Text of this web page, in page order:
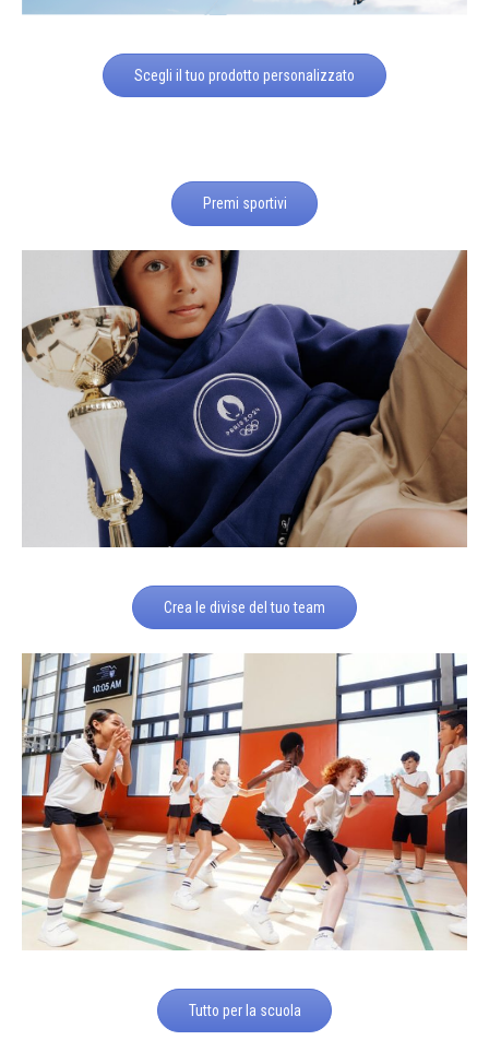
Scegli il tuo prodotto personalizzato
Premi sportivi
Crea le divise del tuo team
Tutto per la scuola